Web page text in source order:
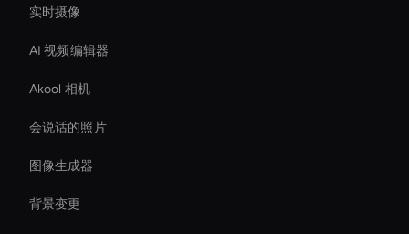
实时摄像
AI 视频编辑器
Akool 相机
会说话的照片
图像生成器
背景变更